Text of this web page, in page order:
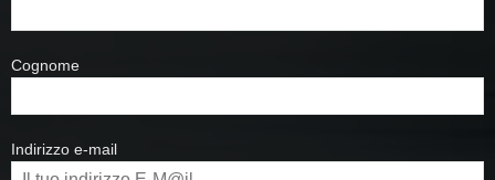
Cognome
Indirizzo e-mail